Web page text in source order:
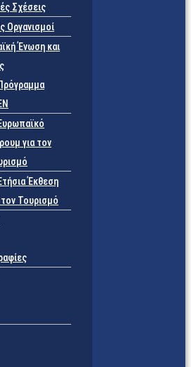
Σχέσεις
Οργανισμοί
Ένωση και
για τον
Έκθεση
τον Τουρισμό